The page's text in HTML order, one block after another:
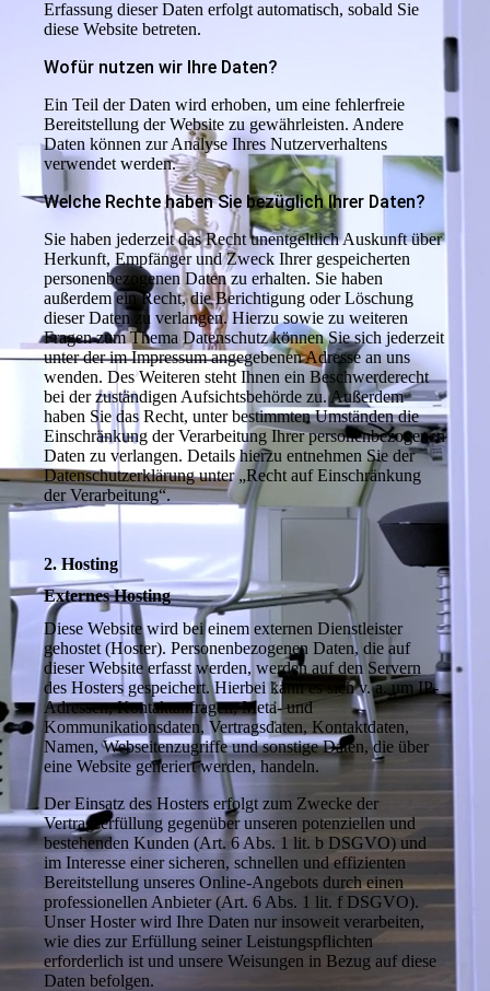
Erfassung dieser Daten erfolgt automatisch, sobald Sie
diese Website betreten.
Wofür nutzen wir Ihre Daten?
Ein Teil der Daten wird erhoben, um eine fehlerfreie
Bereitstellung der Website zu gewährleisten. Andere
Daten können zur Analyse Ihres Nutzerverhaltens
verwendet werden.
Welche Rechte haben Sie bezüglich Ihrer Daten?
Sie haben jederzeit das Recht unentgeltlich Auskunft über
Herkunft, Empfänger und Zweck Ihrer gespeicherten
personenbezogenen Daten zu erhalten. Sie haben
außerdem ein Recht, die Berichtigung oder Löschung
dieser Daten zu verlangen. Hierzu sowie zu weiteren
Fragen zum Thema Datenschutz können Sie sich jederzeit
unter der im Impressum angegebenen Adresse an uns
wenden. Des Weiteren steht Ihnen ein Beschwerderecht
bei der zuständigen Aufsichtsbehörde zu. Außerdem
haben Sie das Recht, unter bestimmten Umständen die
Einschränkung der Verarbeitung Ihrer personenbezogenen
Daten zu verlangen. Details hierzu entnehmen Sie der
Datenschutzerklärung unter „Recht auf Einschränkung
der Verarbeitung“.
2. Hosting
Externes Hosting
Diese Website wird bei einem externen Dienstleister
gehostet (Hoster). Personenbezogenen Daten, die auf
dieser Website erfasst werden, werden auf den Servern
des Hosters gespeichert. Hierbei kann es sich v. a. um IP-
Adressen, Kontaktanfragen, Meta- und
Kommunikationsdaten, Vertragsdaten, Kontaktdaten,
Namen, Webseitenzugriffe und sonstige Daten, die über
eine Website generiert werden, handeln.
Der Einsatz des Hosters erfolgt zum Zwecke der
Vertragserfüllung gegenüber unseren potenziellen und
bestehenden Kunden (Art. 6 Abs. 1 lit. b DSGVO) und
im Interesse einer sicheren, schnellen und effizienten
Bereitstellung unseres Online-Angebots durch einen
professionellen Anbieter (Art. 6 Abs. 1 lit. f DSGVO).
Unser Hoster wird Ihre Daten nur insoweit verarbeiten,
wie dies zur Erfüllung seiner Leistungspflichten
erforderlich ist und unsere Weisungen in Bezug auf diese
Daten befolgen.